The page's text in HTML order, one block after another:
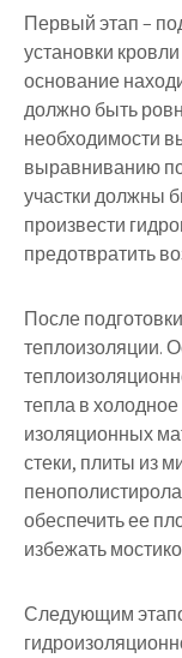
Первый этап –
установки
основание
должно быть
необходимости
выравниванию
участки должны
произвести
предотвратить
После
теплоизоляции.
тепла в
изоляционных
стеки, плиты из
обеспечить ее
избежать
Следующим